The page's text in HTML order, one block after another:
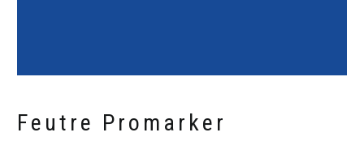
Feutre Promarker